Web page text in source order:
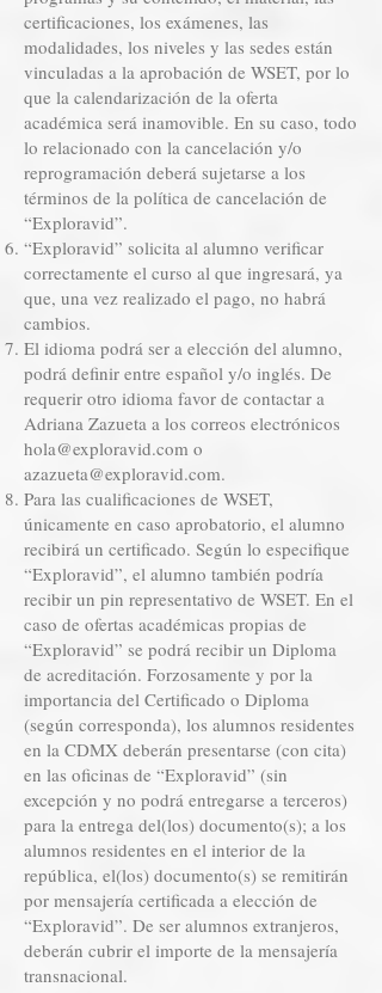
certificaciones, los exámenes, las
modalidades, los niveles y las sedes están
vinculadas a la aprobación de WSET, por lo
que la calendarización de la oferta
académica será inamovible. En su caso, todo
lo relacionado con la cancelación y/o
reprogramación deberá sujetarse a los
términos de la política de cancelación de
“Exploravid”.
“Exploravid” solicita al alumno verificar
correctamente el curso al que ingresará, ya
que, una vez realizado el pago, no habrá
cambios.
El idioma podrá ser a elección del alumno,
podrá definir entre español y/o inglés. De
requerir otro idioma favor de contactar a
Adriana Zazueta a los correos electrónicos
hola@exploravid.com o
azazueta@exploravid.com.
Para las cualificaciones de WSET,
únicamente en caso aprobatorio, el alumno
recibirá un certificado. Según lo especifique
“Exploravid”, el alumno también podría
recibir un pin representativo de WSET. En el
caso de ofertas académicas propias de
“Exploravid” se podrá recibir un Diploma
de acreditación. Forzosamente y por la
importancia del Certificado o Diploma
(según corresponda), los alumnos residentes
en la CDMX deberán presentarse (con cita)
en las oficinas de “Exploravid” (sin
excepción y no podrá entregarse a terceros)
para la entrega del(los) documento(s); a los
alumnos residentes en el interior de la
república, el(los) documento(s) se remitirán
por mensajería certificada a elección de
“Exploravid”. De ser alumnos extranjeros,
deberán cubrir el importe de la mensajería
transnacional.